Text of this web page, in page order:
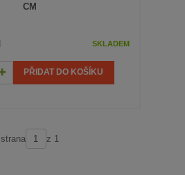
CM
SKLADEM
PŘIDAT DO KOŠÍKU
strana z 1